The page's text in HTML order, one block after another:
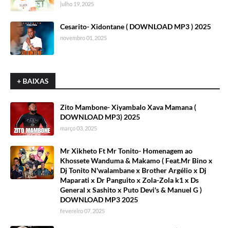
julho 19, 2025
Cesarito- Xidontane ( DOWNLOAD MP3 ) 2025
novembro 01, 2025
+ BAIXAS
Zito Mambone- Xiyambalo Xava Mamana (
DOWNLOAD MP3) 2025
março 03, 2025
Mr Xikheto Ft Mr Tonito- Homenagem ao
Khossete Wanduma & Makamo ( Feat.Mr Bino x
Dj Tonito N'walambane x Brother Argélio x Dj
Maparati x Dr Panguito x Zola-Zola k1 x Ds
General x Sashito x Puto Devi's & Manuel G )
DOWNLOAD MP3 2025
fevereiro 07, 2025